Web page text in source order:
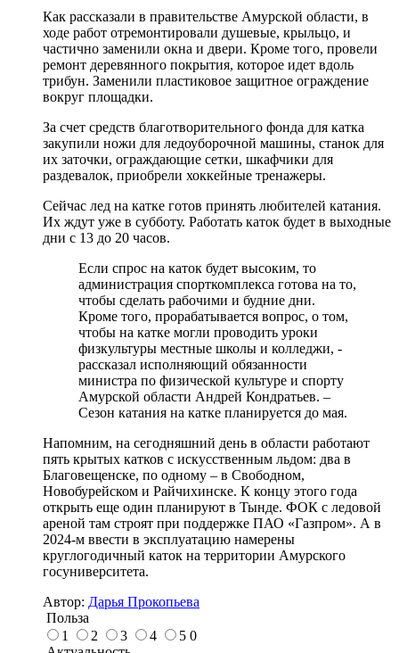
Как рассказали в правительстве Амурской области, в
ходе работ отремонтировали душевые, крыльцо, и
частично заменили окна и двери. Кроме того, провели
ремонт деревянного покрытия, которое идет вдоль
трибун. Заменили пластиковое защитное ограждение
вокруг площадки.
За счет средств благотворительного фонда для катка
закупили ножи для ледоуборочной машины, станок для
их заточки, ограждающие сетки, шкафчики для
раздевалок, приобрели хоккейные тренажеры.
Сейчас лед на катке готов принять любителей катания.
Их ждут уже в субботу. Работать каток будет в выходные
дни с 13 до 20 часов.
Если спрос на каток будет высоким, то
администрация спорткомплекса готова на то,
чтобы сделать рабочими и будние дни.
Кроме того, прорабатывается вопрос, о том,
чтобы на катке могли проводить уроки
физкультуры местные школы и колледжи, -
рассказал исполняющий обязанности
министра по физической культуре и спорту
Амурской области Андрей Кондратьев. –
Сезон катания на катке планируется до мая.
Напомним, на сегодняшний день в области работают
пять крытых катков с искусственным льдом: два в
Благовещенске, по одному – в Свободном,
Новобурейском и Райчихинске. К концу этого года
открыть еще один планируют в Тынде. ФОК с ледовой
ареной там строят при поддержке ПАО «Газпром». А в
2024-м ввести в эксплуатацию намерены
круглогодичный каток на территории Амурского
госуниверситета.
Автор: Дарья Прокопьева
Польза
1
2 3 4 5 0